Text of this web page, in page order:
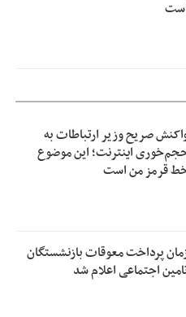
صریح وزیر ارتباطات به
اینترنت؛ این موضوع
قرمز من است
پرداخت معوقات بازنشستگان
اجتماعی اعلام شد